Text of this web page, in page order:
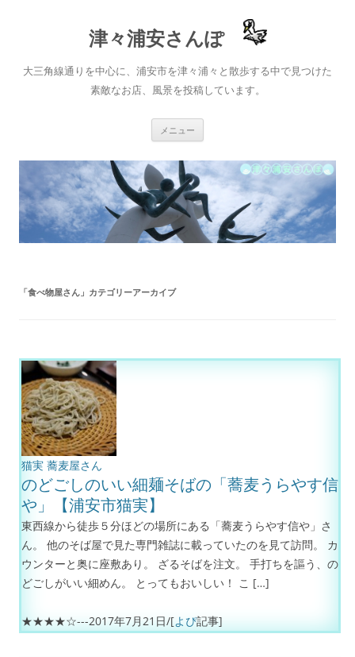
津々浦安さんぽ
大三角線通りを中心に、浦安市を津々浦々と散歩する中で見つけた
素敵なお店、風景を投稿しています。
メニュー
ン
ツ
へ
ス
キ
ッ
プ
「食べ物屋さん 」カテゴリーアーカイブ
猫実 蕎麦屋さん
のどごしのいい細麺そばの「蕎麦うらやす信
や」【浦安市猫実】
東西線から徒歩５分ほどの場所にある「蕎麦うらやす信や」さ
ん。 他のそば屋で見た専門雑誌に載っていたのを見て訪問。 カ
ウンターと奥に座敷あり。 ざるそばを注文。 手打ちを謳う、の
どごしがいい細めん。 とってもおいしい！ こ […]
★★★★☆---2017年7月21日/[よぴ記事]